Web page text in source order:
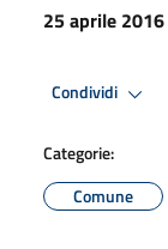
25 aprile 2016
Condividi
Categorie:
Comune